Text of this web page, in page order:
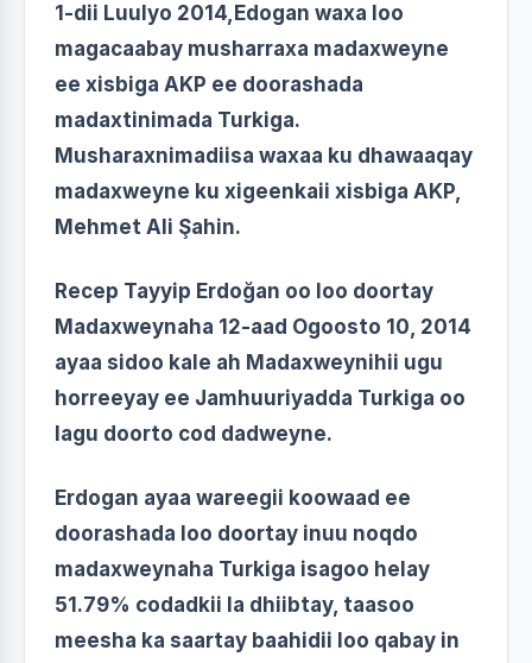
1-dii Luulyo 2014,Edogan waxa loo
magacaabay musharraxa madaxweyne
ee xisbiga AKP ee doorashada
madaxtinimada Turkiga.
Musharaxnimadiisa waxaa ku dhawaaqay
madaxweyne ku xigeenkaii xisbiga AKP,
Mehmet Ali Şahin.
Recep Tayyip Erdoğan oo loo doortay
Madaxweynaha 12-aad Ogoosto 10, 2014
ayaa sidoo kale ah Madaxweynihii ugu
horreeyay ee Jamhuuriyadda Turkiga oo
lagu doorto cod dadweyne.
Erdogan ayaa wareegii koowaad ee
doorashada loo doortay inuu noqdo
madaxweynaha Turkiga isagoo helay
51.79% codadkii la dhiibtay, taasoo
meesha ka saartay baahidii loo qabay in